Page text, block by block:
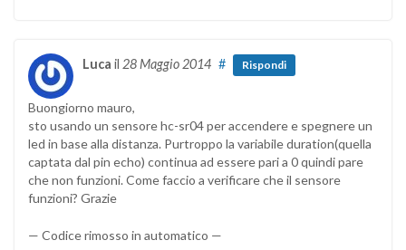
Luca il 28 Maggio 2014 # Rispondi
Buongiorno mauro,
sto usando un sensore hc-sr04 per accendere e spegnere un
led in base alla distanza. Purtroppo la variabile duration(quella
captata dal pin echo) continua ad essere pari a 0 quindi pare
che non funzioni. Come faccio a verificare che il sensore
funzioni? Grazie
— Codice rimosso in automatico —